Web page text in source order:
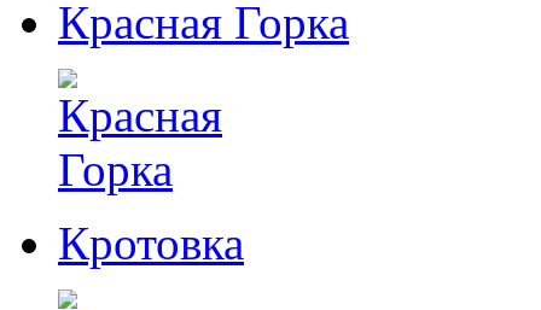
Красная Горка
Кротовка